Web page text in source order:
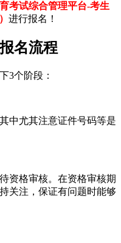
考试综合管理平台-考生
进行报名！
名流程
3个阶段：
中尤其注意证件号码等是
资格审核。在资格审核期
关注，保证有问题时能够